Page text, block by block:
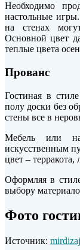
Необходимо
настольные
на стенах
Основной цвет
теплые цвета
Прованс
Гостиная в
полу доски без
стены все в
Мебель или
искусственным
цвет –
Оформляя в
выбору
Фото
Источник: